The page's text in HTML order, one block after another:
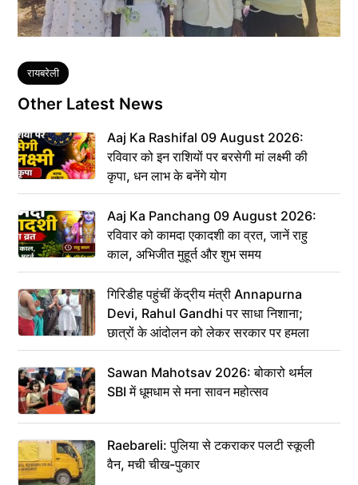
Tags
रायबरेली
Other Latest News
Aaj Ka Rashifal 09 August 2026:
रविवार को इन राशियों पर बरसेगी मां लक्ष्मी की
कृपा, धन लाभ के बनेंगे योग
Aaj Ka Panchang 09 August 2026:
रविवार को कामदा एकादशी का व्रत, जानें राहु
काल, अभिजीत मुहूर्त और शुभ समय
गिरिडीह पहुंचीं केंद्रीय मंत्री Annapurna
Devi, Rahul Gandhi पर साधा निशाना;
छात्रों के आंदोलन को लेकर सरकार पर हमला
Sawan Mahotsav 2026: बोकारो थर्मल
SBI में धूमधाम से मना सावन महोत्सव
Raebareli: पुलिया से टकराकर पलटी स्कूली
वैन, मची चीख-पुकार